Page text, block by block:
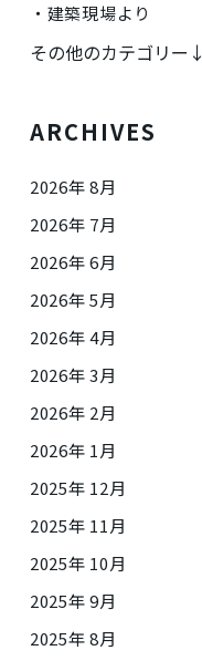
建築現場より
その他のカテゴリー↓
ARCHIVES
2026年 8月
2026年 7月
2026年 6月
2026年 5月
2026年 4月
2026年 3月
2026年 2月
2026年 1月
2025年 12月
2025年 11月
2025年 10月
2025年 9月
2025年 8月